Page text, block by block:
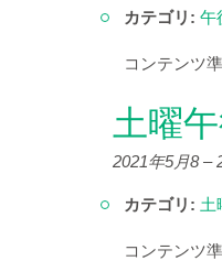
カテゴリ: 午
コンテンツ
土曜
2021年5月8–
カテゴリ: 土
コンテンツ